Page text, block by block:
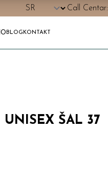
Call Centar:
BLOG KONTAKT
UNISEX ŠAL 37